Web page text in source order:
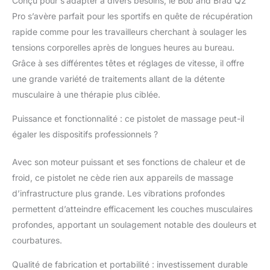
musculation, elle
optimise chaque phase
de votre récupération,
assurant une détente
un soulagement ciblé
après l'effort. Conçu
par des
Célèbres : Développé
par Bob et Brad,
millions d'abonnés, ce
intègre une ergonomie
professionnelle. Son
amplitude de 7mm
couplée à 3000 RPM
conçue pour être
Pro s’avère parfait pour les sportifs en quête de récupération
rapide comme pour les travailleurs cherchant à soulager les
tensions corporelles après de longues heures au bureau.
Grâce à ses différentes têtes et réglages de vitesse, il offre
une grande variété de traitements allant de la détente
musculaire à une thérapie plus ciblée.
Puissance et fonctionnalité : ce pistolet de massage peut-il
égaler les dispositifs professionnels ?
Avec son moteur puissant et ses fonctions de chaleur et de
froid, ce pistolet ne cède rien aux appareils de massage
d’infrastructure plus grande. Les vibrations profondes
permettent d’atteindre efficacement les couches musculaires
profondes, apportant un soulagement notable des douleurs et
courbatures.
Qualité de fabrication et portabilité : investissement durable